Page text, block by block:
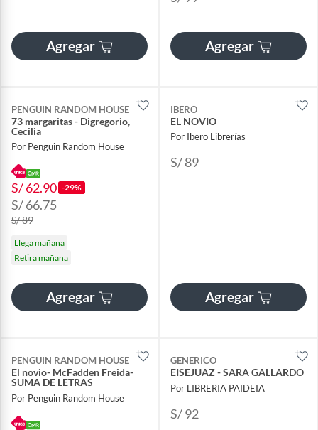
Agregar Agregar
PENGUIN RANDOM HOUSE
73 margaritas - Digregorio,
Cecilia
Por Penguin Random House
S/ 62.90 -29%
S/ 66.75
S/ 89
Llega mañana
Retira mañana
Agregar
IBERO
EL NOVIO
Por Ibero Librerías
S/ 89
Agregar
PENGUIN RANDOM HOUSE
El novio- McFadden Freida-
SUMA DE LETRAS
Por Penguin Random House
GENERICO
EISEJUAZ - SARA GALLARDO
Por LIBRERIA PAIDEIA
S/ 92